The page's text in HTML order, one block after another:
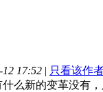
17:52 | 只看该作
么新的变革没有